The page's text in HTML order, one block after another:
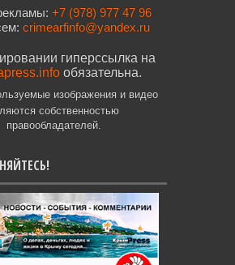
+7 (978) 977 47 96
crimearfinfo@yandex.ru
гиперссылка на
обязательна.
изображения и видео
собственностью
правообладателей.